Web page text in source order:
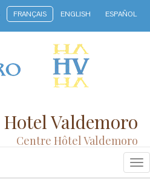
ESPAÑOL
ENGLISH
FRANÇAIS
Hotel Valdemoro
Centre Hôtel Valdemoro